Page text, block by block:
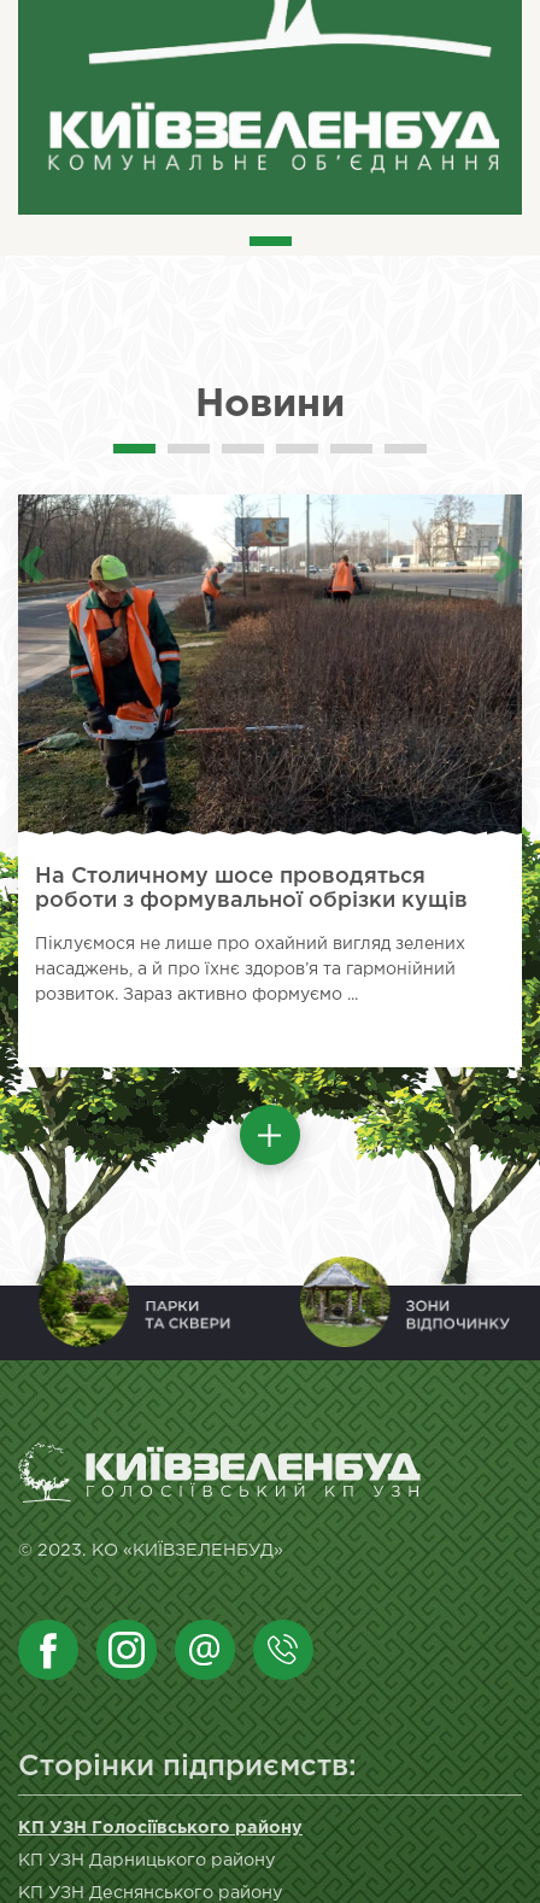
Новини
На Столичному шосе проводяться
роботи з формувальної обрізки кущів
Піклуємося не лише про охайний вигляд зелених
насаджень, а й про їхнє здоров’я та гармонійний
розвиток. Зараз активно формуємо ...
© 2023. КО «КИЇВЗЕЛЕНБУД»
Сторінки підприємств:
КП УЗН Голосіївського району
КП УЗН Дарницького району
КП УЗН Деснянського району